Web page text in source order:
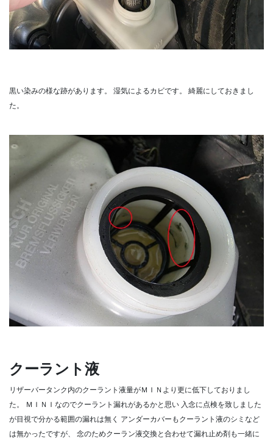
黒い染みの様な跡があります。 湿気によるカビです。
綺麗にしておきまし
た。
クーラント液
リザーバータンク内のクーラント液量がＭＩＮより更に低下しておりまし
た。
ＭＩＮＩなのでクーラント漏れがあるかと思い 入念に点検を致しました
が目視で分かる範囲の漏れは無く アンダーカバーもクーラント液のシミなど
は無かったですが、
念のためクーラン液交換と合わせて漏れ止め剤も一緒に